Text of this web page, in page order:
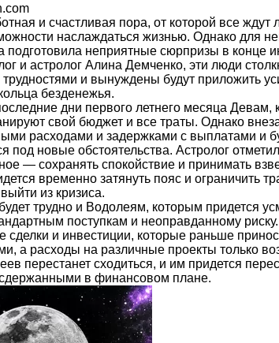
и счастливая пора, от которой все ждут
наслаждаться жизнью. Однако для
подготовила неприятные сюрпризы в конце
и астролог Алина Демченко, эти люди
и вынуждены будут приложить
безденежья.
дни первого летнего месяца Девам,
свой бюджет и все траты. Однако
расходами и задержками с выплатами и
под новые обстоятельства. Астролог
— сохранять спокойствие и принимать
временно затянуть пояс и ограничить
из кризиса.
трудно и Водолеям, которым придется
поступкам и неоправданному
сделки и инвестиции, которые раньше
а расходы на различные проекты только
перестанет сходиться, и им придется
сдержанными в финансовом плане.